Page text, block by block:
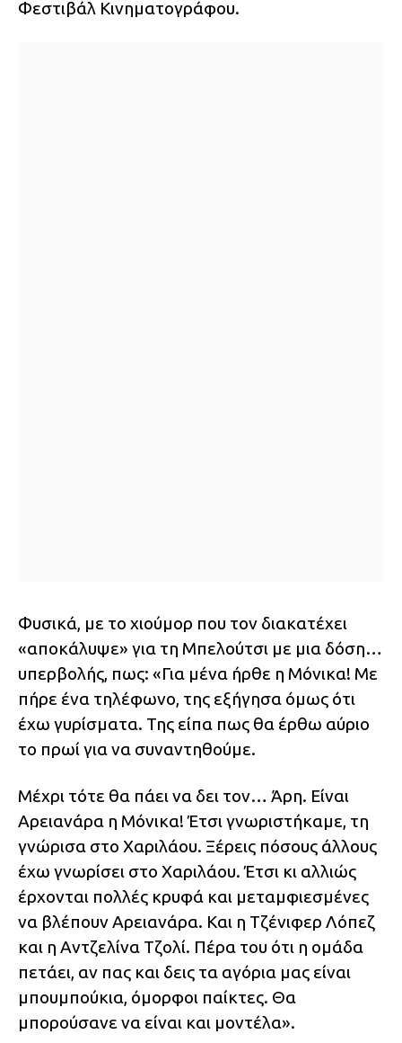
Φεστιβάλ Κινηματογράφου.
Φυσικά, με το χιούμορ που τον διακατέχει
«αποκάλυψε» για τη Μπελούτσι με μια δόση…
υπερβολής, πως: «Για μένα ήρθε η Μόνικα! Με
πήρε ένα τηλέφωνο, της εξήγησα όμως ότι
έχω γυρίσματα. Της είπα πως θα έρθω αύριο
το πρωί για να συναντηθούμε.
Μέχρι τότε θα πάει να δει τον… Άρη. Είναι
Αρειανάρα η Μόνικα! Έτσι γνωριστήκαμε, τη
γνώρισα στο Χαριλάου. Ξέρεις πόσους άλλους
έχω γνωρίσει στο Χαριλάου. Έτσι κι αλλιώς
έρχονται πολλές κρυφά και μεταμφιεσμένες
να βλέπουν Αρειανάρα. Και η Τζένιφερ Λόπεζ
και η Αντζελίνα Τζολί. Πέρα του ότι η ομάδα
πετάει, αν πας και δεις τα αγόρια μας είναι
μπουμπούκια, όμορφοι παίκτες. Θα
μπορούσανε να είναι και μοντέλα».